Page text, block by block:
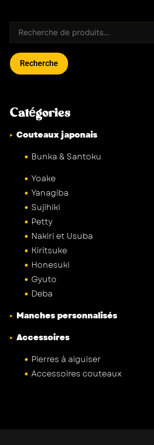
Recherche
Catégories
Couteaux japonais
Bunka & Santoku
Yoake
Yanagiba
Sujihiki
Petty
Nakiri et Usuba
Kiritsuke
Honesuki
Gyuto
Deba
Manches personnalisés
Accessoires
Pierres à aiguiser
Accessoires couteaux